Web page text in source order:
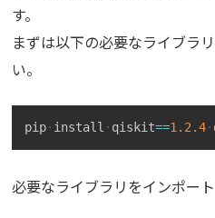
す。
まずは以下の必要なライブラ
い。
pip install qiskit==1.2.4
必要なライブラリをインポート